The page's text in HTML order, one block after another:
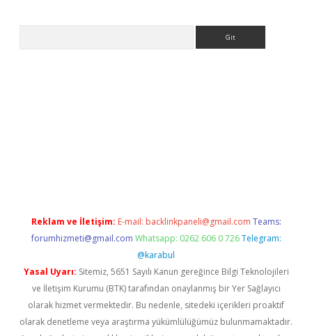
Reklam ve İletişim: E-mail: backlinkpaneli@gmail.com Teams:
forumhizmeti@gmail.com Whatsapp: 0262 606 0 726 Telegram:
@karabul
Yasal Uyarı: Sitemiz, 5651 Sayılı Kanun gereğince Bilgi Teknolojileri
ve İletişim Kurumu (BTK) tarafından onaylanmış bir Yer Sağlayıcı
olarak hizmet vermektedir. Bu nedenle, sitedeki içerikleri proaktif
olarak denetleme veya araştırma yükümlülüğümüz bulunmamaktadır.